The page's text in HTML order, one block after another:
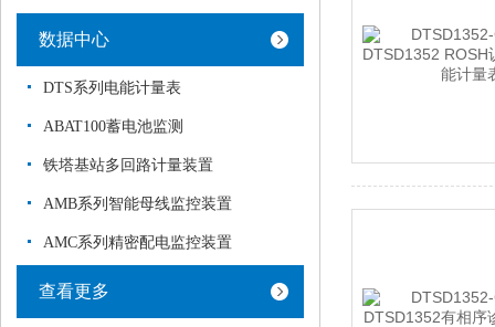
数据中心
DTS系列电能计量表
ABAT100蓄电池监测
铁塔基站多回路计量装置
AMB系列智能母线监控装置
AMC系列精密配电监控装置
查看更多